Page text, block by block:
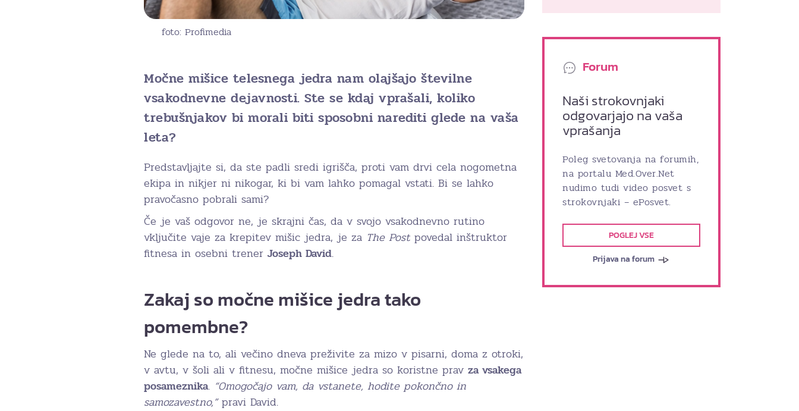
foto: Profimedia
Močne mišice telesnega jedra nam olajšajo številne
vsakodnevne dejavnosti. Ste se kdaj vprašali, koliko
trebušnjakov bi morali biti sposobni narediti glede na vaša
leta?
Predstavljajte si, da ste padli sredi igrišča, proti vam drvi cela nogometna
ekipa in nikjer ni nikogar, ki bi vam lahko pomagal vstati. Bi se lahko
pravočasno pobrali sami?
Če je vaš odgovor ne, je skrajni čas, da v svojo vsakodnevno rutino
vključite vaje za krepitev mišic jedra, je za The Post povedal inštruktor
fitnesa in osebni trener Joseph David.
Zakaj so močne mišice jedra tako
pomembne?
Ne glede na to, ali večino dneva preživite za mizo v pisarni, doma z otroki,
v avtu, v šoli ali v fitnesu, močne mišice jedra so koristne prav za vsakega
posameznika. “Omogočajo vam, da vstanete, hodite pokončno in
samozavestno,”pravi David.
Forum
Naši strokovnjaki
odgovarjajo na vaša
vprašanja
Poleg svetovanja na forumih,
na portalu Med.Over.Net
nudimo tudi video posvet s
strokovnjaki – ePosvet.
POGLEJ VSE
Prijava na forum